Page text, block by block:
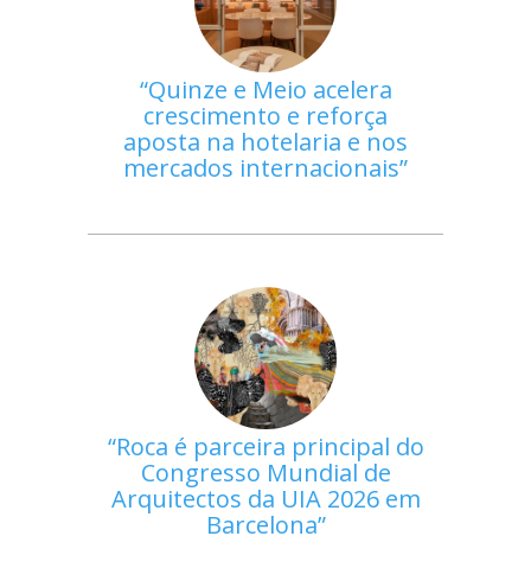
Quinze e Meio acelera
crescimento e reforça
aposta na hotelaria e nos
mercados internacionais
Roca é parceira principal do
Congresso Mundial de
Arquitectos da UIA 2026 em
Barcelona